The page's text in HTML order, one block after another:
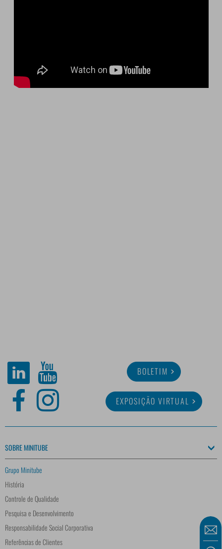
BOLETIM
EXPOSIÇÃO VIRTUAL
SOBRE MINITUBE
Grupo Minitube
História
Controle de Qualidade
Pesquisa e Desenvolvimento
Responsabilidade Social Corporativa
Referências de Clientes